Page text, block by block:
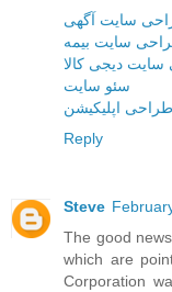
سایت آگهی
سایت بیمه
دیجی کالا
سئو سایت
طراحی اپلیکیشن
Reply
Steve
The good
which are
Corporation